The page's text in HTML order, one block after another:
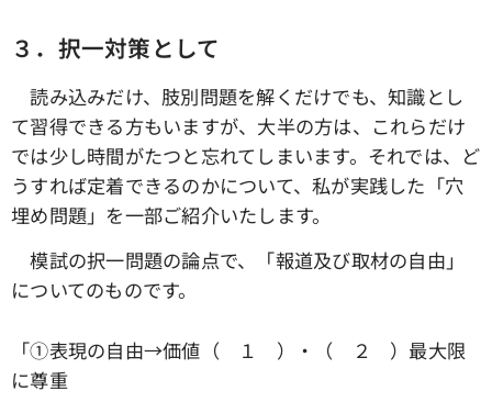
３．択一対策として
読み込みだけ、肢別問題を解くだけでも、知識とし
て習得できる方もいますが、大半の方は、これらだけ
では少し時間がたつと忘れてしまいます。それでは、ど
うすれば定着できるのかについて、私が実践した「穴
埋め問題」を一部ご紹介いたします。
模試の択一問題の論点で、「報道及び取材の自由」
についてのものです。
「①表現の自由→価値（ １ ）・（ ２ ）最大限
に尊重